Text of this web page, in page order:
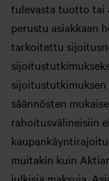
tulevasta tuotto tai
perustu asiakkaan
tarkoitettu
säännösten
rahoitusvälineisiin
muitakin kuin